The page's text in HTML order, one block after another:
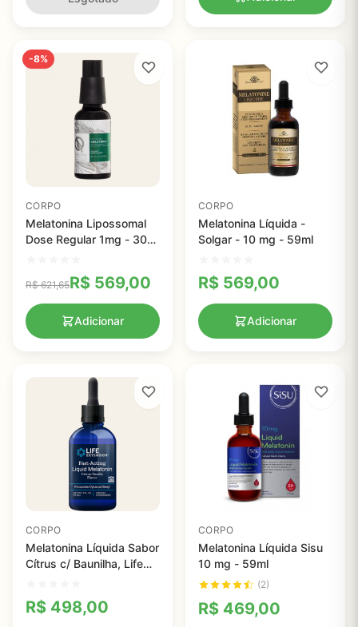
-8%
CORPO
Melatonina Lipossomal
Dose Regular 1mg - 30
R$621,65R$ 569,00
Adicionar
CORPO
Melatonina Líquida -
Solgar - 10 mg - 59ml
R$ 569,00
Adicionar
CORPO
Melatonina Líquida Sabor
Cítrus c/ Baunilha, Life
R$ 498,00
CORPO
Melatonina Líquida Sisu
10 mg - 59ml
(2)
R$ 469,00